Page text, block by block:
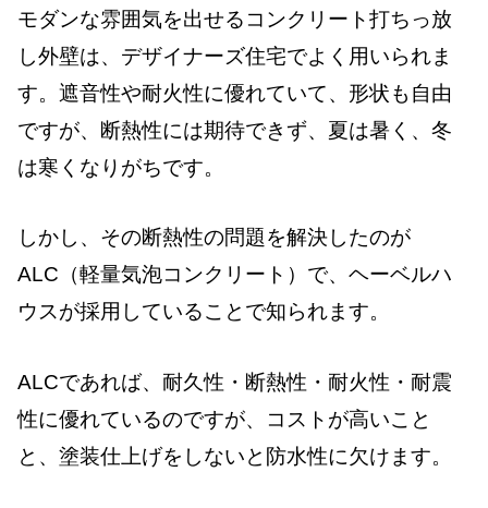
モダンな雰囲気を出せるコンクリート打ちっ放
し外壁は、デザイナーズ住宅でよく用いられま
す。遮音性や耐火性に優れていて、形状も自由
ですが、断熱性には期待できず、夏は暑く、冬
は寒くなりがちです。
しかし、その断熱性の問題を解決したのが
ALC（軽量気泡コンクリート）で、ヘーベルハ
ウスが採用していることで知られます。
ALCであれば、耐久性・断熱性・耐火性・耐震
性に優れているのですが、コストが高いこと
と、塗装仕上げをしないと防水性に欠けます。